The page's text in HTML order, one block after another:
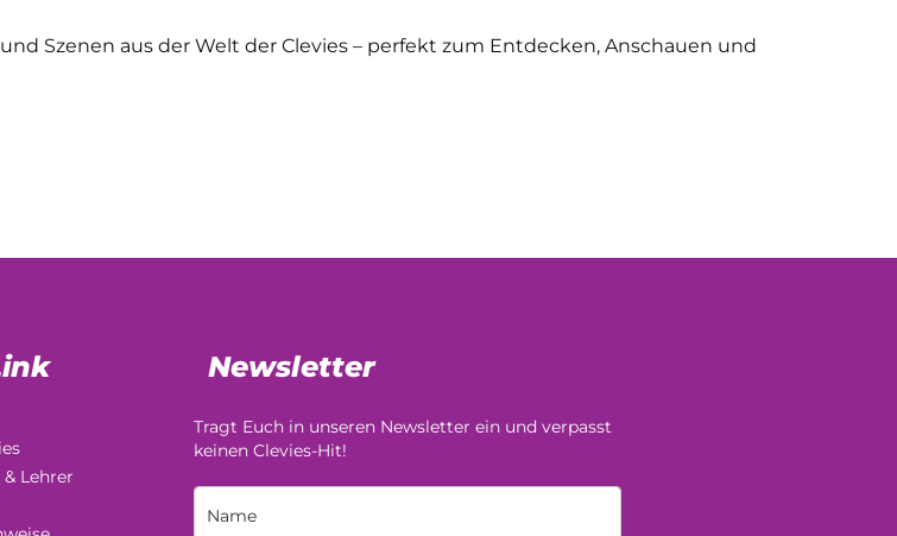
Szenen aus der Welt der Clevies – perfekt zum Entdecken, Anschauen und
Lehrer
Newsletter
Tragt Euch in unseren Newsletter ein und verpasst
keinen Clevies-Hit!